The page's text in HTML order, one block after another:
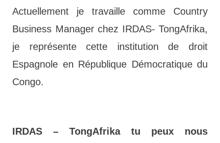
Actuellement je travaille comme Country
Business Manager chez IRDAS- TongAfrika,
je représente cette institution de droit
Espagnole en République Démocratique du
Congo.
IRDAS
– TongAfrika tu peux nous